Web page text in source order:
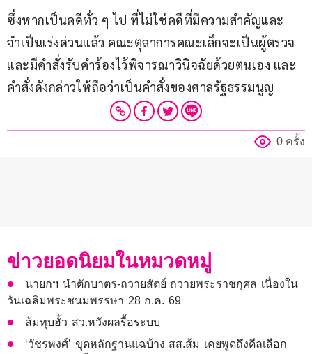
ซึ่งหากเป็นคดีทั่ว ๆ ไป ที่ไม่ใช่คดีที่มีความสำคัญและ
จำเป็นเร่งด่วนแล้ว คณะตุลาการคณะเล็กจะเป็นผู้ตรวจ
และมีคำสั่งรับคำร้องไว้พิจารณาวินิจฉัยด้วยตนเอง และ
คำสั่งดังกล่าวให้ถือว่าเป็นคำสั่งของศาลรัฐธรรมนูญ
0 ครั้ง
ข่าวยอดนิยมในหมวดหมู่
นายกฯ นำตักบาตร-ถวายสัตย์ ถวายพระราชกุศล เนื่องใน
วันเฉลิมพระชนมพรรษา 28 ก.ค. 69
ส้มทุบฮั้ว สว.หวังผลรื้อระบบ
‘วัชรพงศ์’ ขุดหลักฐานแฉบ้าง สส.ส้ม เคยพูดถึงดีลเลือก